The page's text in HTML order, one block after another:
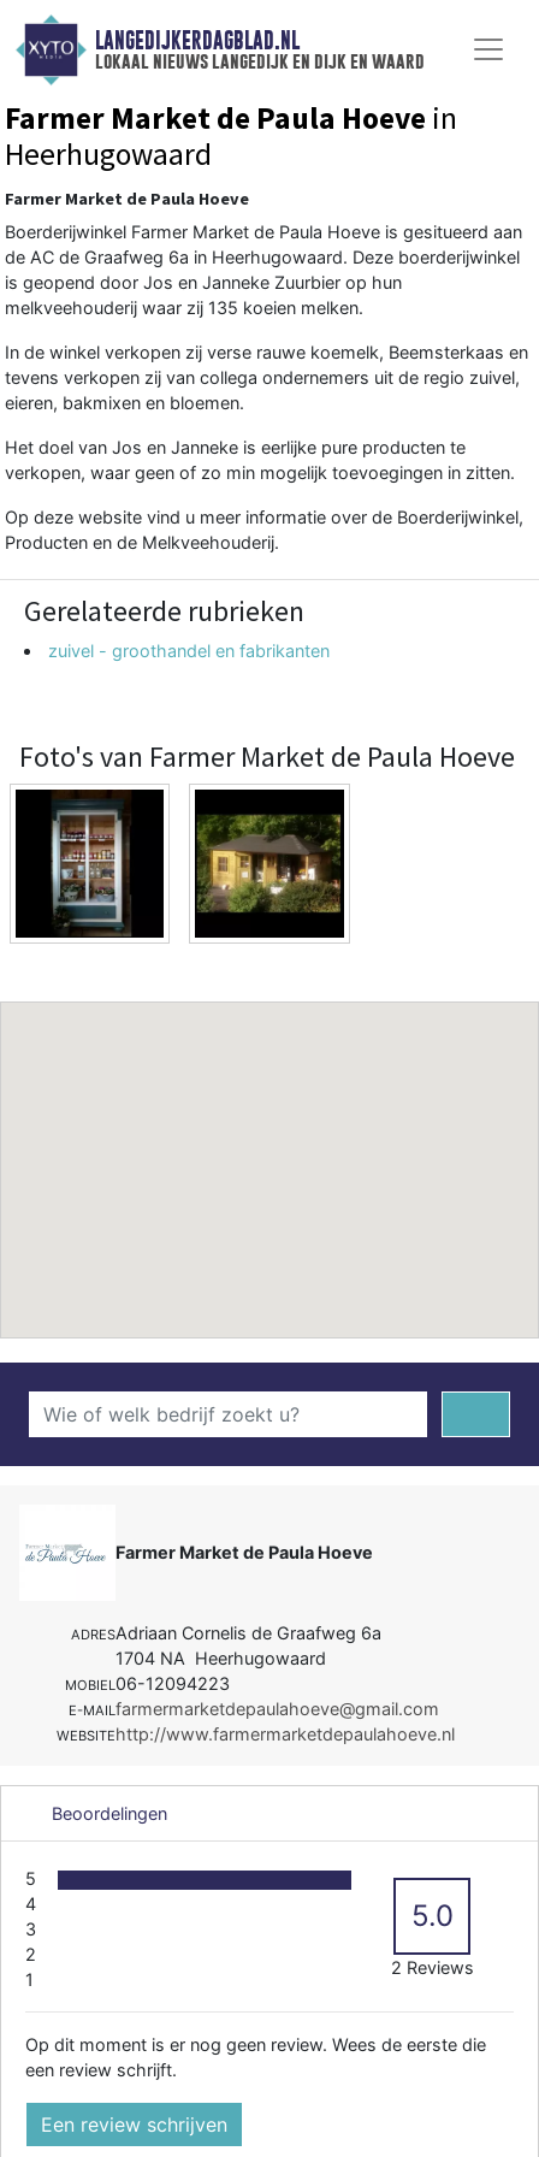
LANGEDIJKERDAGBLAD.NL
lokaal nieuws langedijk en dijk en waard
Farmer Market de Paula Hoeve in
Heerhugowaard
Farmer Market de Paula Hoeve
Boerderijwinkel Farmer Market de Paula Hoeve is gesitueerd aan
de AC de Graafweg 6a in Heerhugowaard. Deze boerderijwinkel
is geopend door Jos en Janneke Zuurbier op hun
melkveehouderij waar zij 135 koeien melken.
In de winkel verkopen zij verse rauwe koemelk, Beemsterkaas en
tevens verkopen zij van collega ondernemers uit de regio zuivel,
eieren, bakmixen en bloemen.
Het doel van Jos en Janneke is eerlijke pure producten te
verkopen, waar geen of zo min mogelijk toevoegingen in zitten.
Op deze website vind u meer informatie over de Boerderijwinkel,
Producten en de Melkveehouderij.
Gerelateerde rubrieken
zuivel - groothandel en fabrikanten
Foto's van Farmer Market de Paula Hoeve
Farmer Market de Paula Hoeve
ADRESAdriaan Cornelis de Graafweg 6a
1704 NA Heerhugowaard
MOBIEL06-12094223
E-MAILfarmermarketdepaulahoeve@gmail.com
WEBSITEhttp://www.farmermarketdepaulahoeve.nl
Beoordelingen
5
4
3
2
1
5.0
2 Reviews
Op dit moment is er nog geen review. Wees de eerste die
een review schrijft.
Een review schrijven